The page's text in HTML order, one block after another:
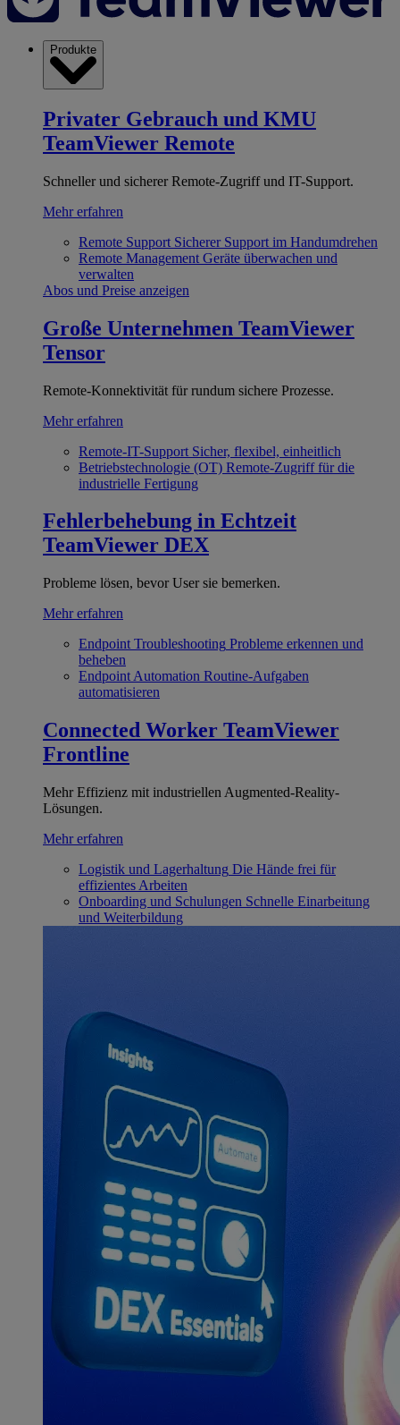
Produkte
Privater Gebrauch und KMU
TeamViewer Remote
Schneller und sicherer Remote-Zugriff und IT-Support.
Mehr erfahren
Remote Support Sicherer Support im Handumdrehen
Remote Management Geräte überwachen und
verwalten
Abos und Preise anzeigen
Große Unternehmen TeamViewer
Tensor
Remote-Konnektivität für rundum sichere Prozesse.
Mehr erfahren
Remote-IT-Support Sicher, flexibel, einheitlich
Betriebstechnologie (OT) Remote-Zugriff für die
industrielle Fertigung
Fehlerbehebung in Echtzeit
TeamViewer DEX
Probleme lösen, bevor User sie bemerken.
Mehr erfahren
Endpoint Troubleshooting Probleme erkennen und
beheben
Endpoint Automation Routine-Aufgaben
automatisieren
Connected Worker TeamViewer
Frontline
Mehr Effizienz mit industriellen Augmented-Reality-
Lösungen.
Mehr erfahren
Logistik und Lagerhaltung Die Hände frei für
effizientes Arbeiten
Onboarding und Schulungen Schnelle Einarbeitung
und Weiterbildung